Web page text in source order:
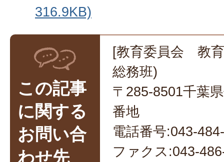
316.9KB)
この記事
に関する
お問い合
わせ先
[教育委員会 教
総務班)
〒285-8501千葉
番地
電話番号:043-
ファクス:043-